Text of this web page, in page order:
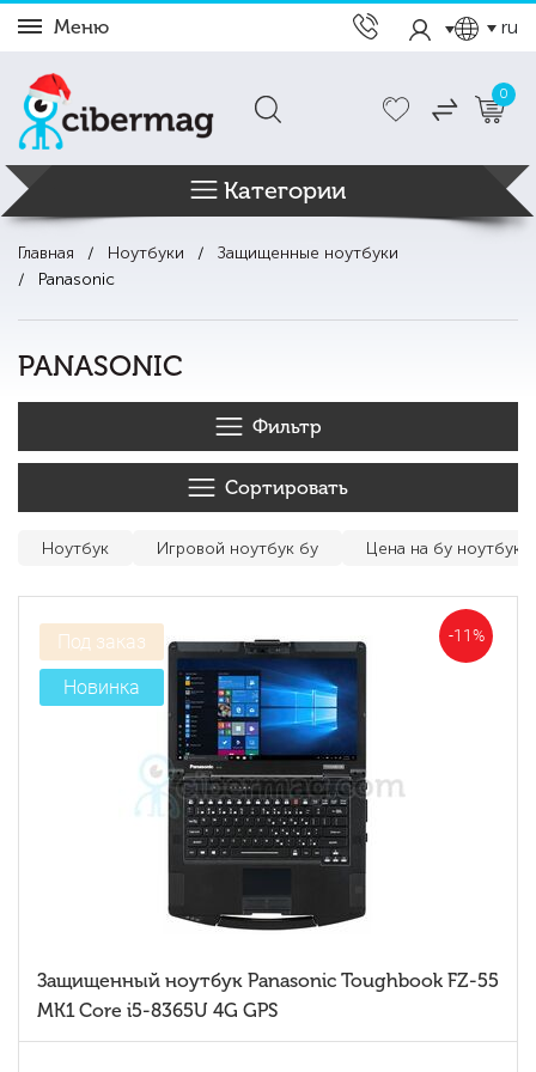
Меню ru
0
Категории
Главная Ноутбуки
Защищенные ноутбуки
Panasonic
PANASONIC
Фильтр
Сортировать
Ноутбук Игровой ноутбук бу Цена на бу ноутбуки
-11%
Под заказ
Новинка
Защищенный ноутбук Panasonic Toughbook FZ-55
MK1 Core i5-8365U 4G GPS